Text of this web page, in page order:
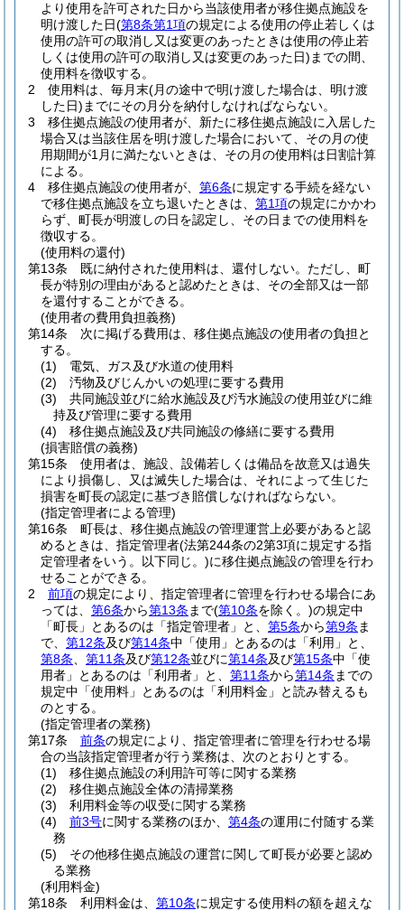
より使用を許可された日から当該使用者が移住拠点施設を
明け渡した日(第8条第1項の規定による使用の停止若しくは
使用の許可の取消し又は変更のあったときは使用の停止若
しくは使用の許可の取消し又は変更のあった日) までの間、
使用料を徴収する。
2
使用料は、毎月末(月の途中で明け渡した場合は、明け渡
した日) までにその月分を納付しなければならない。
3
移住拠点施設の使用者が、新たに移住拠点施設に入居した
場合又は当該住居を明け渡した場合において、その月の使
用期間が1月に満たないときは、その月の使用料は日割計算
による。
4
移住拠点施設の使用者が、 第6条に規定する手続を経ない
で移住拠点施設を立ち退いたときは、 第1項の規定にかかわ
らず、町長が明渡しの日を認定し、その日までの使用料を
徴収する。
(使用料の還付)
第13条
既に納付された使用料は、還付しない。 ただし、町
長が特別の理由があると認めたときは、その全部又は一部
を還付することができる。
(使用者の費用負担義務)
第14条
次に掲げる費用は、移住拠点施設の使用者の負担と
する。
(1)
電気、ガス及び水道の使用料
(2)
汚物及びじんかいの処理に要する費用
(3)
共同施設並びに給水施設及び汚水施設の使用並びに維
持及び管理に要する費用
(4)
移住拠点施設及び共同施設の修繕に要する費用
(損害賠償の義務)
第15条
使用者は、施設、設備若しくは備品を故意又は過失
により損傷し、又は滅失した場合は、それによって生じた
損害を町長の認定に基づき賠償しなければならない。
(指定管理者による管理)
第16条
町長は、移住拠点施設の管理運営上必要があると認
めるときは、指定管理者(法第244条の2第3項に規定する指
定管理者をいう。以下同じ。)に移住拠点施設の管理を行わ
せることができる。
2
前項の規定により、指定管理者に管理を行わせる場合にあ
っては、 第6条から第13条 まで(第10条を除く。)の規定中
「町長」とあるのは「指定管理者」と、 第5条から第9条 ま
で、 第12条及び第14条中「使用」とあるのは「利用」と、
第8条
第11条及び第12条並びに第14条及び第15条中「使
用者」とあるのは「利用者」と、 第11条から第14条 までの
規定中「使用料」とあるのは「利用料金」と読み替えるも
のとする。
(指定管理者の業務)
第17条
前条の規定により、指定管理者に管理を行わせる場
合の当該指定管理者が行う業務は、次のとおりとする。
(1)
移住拠点施設の利用許可等に関する業務
(2)
移住拠点施設全体の清掃業務
(3)
利用料金等の収受に関する業務
(4)
前3号に関する業務のほか、 第4条の運用に付随する業
務
(5)
その他移住拠点施設の運営に関して町長が必要と認め
る業務
(利用料金)
第18条
利用料金は、 第10条に規定する使用料の額を超えな